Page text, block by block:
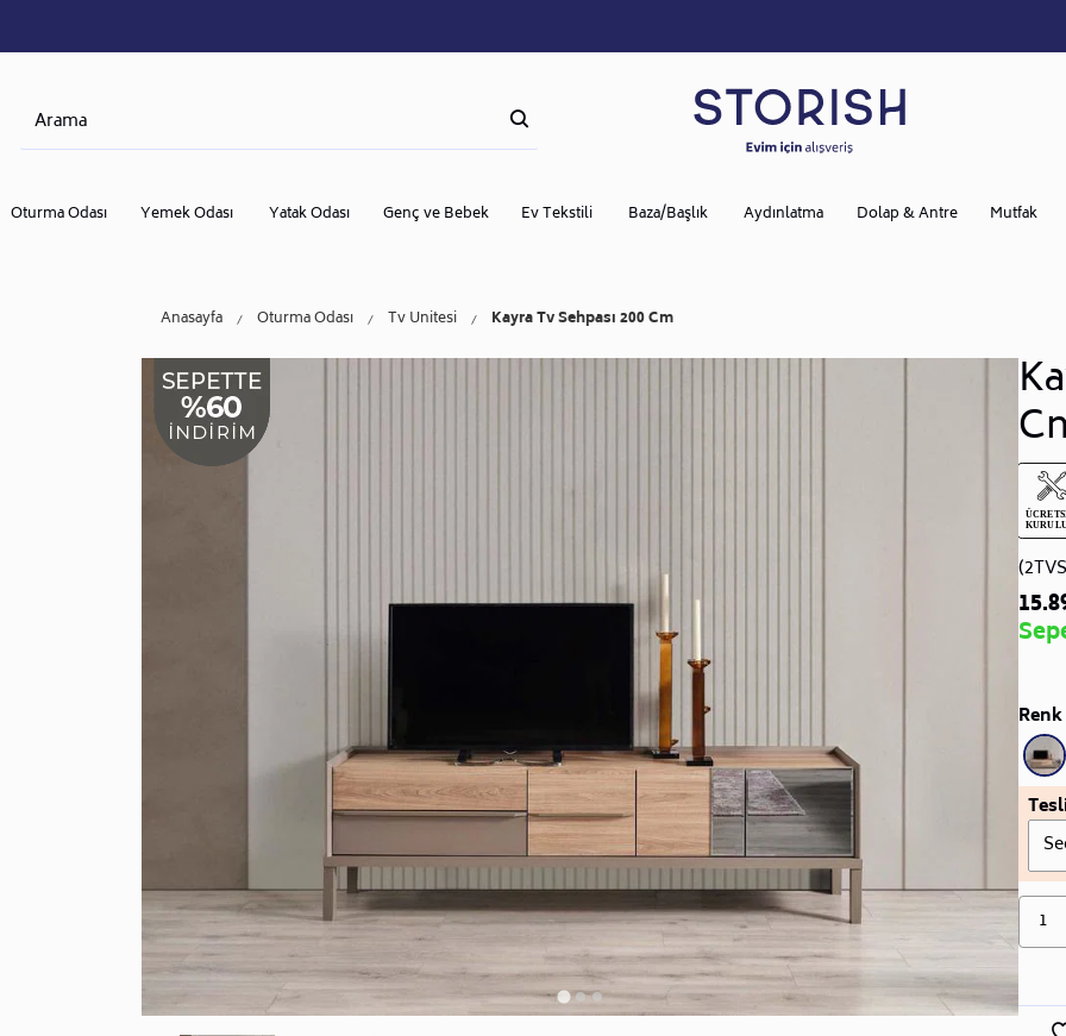
Oturma Odası Yemek Odası Yatak Odası Genç ve Bebek Ev Tekstili Baza/Başlık Aydınlatma Dolap & Antre Mutfak
Anasayfa Oturma Odası Tv Ünitesi Kayra Tv Sehpası 200 Cm
1